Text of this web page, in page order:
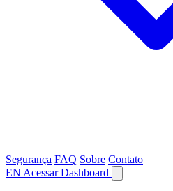
Segurança FAQ Sobre Contato
EN Acessar Dashboard